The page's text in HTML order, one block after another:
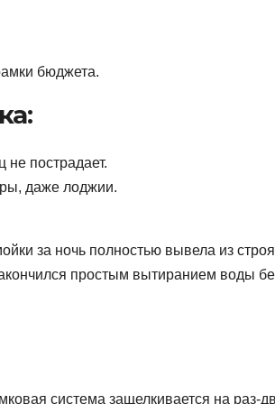
бюджета.
пострадает.
даже лоджии.
за ночь полностью вывела из
простым вытиранием воды
система защелкивается на раз-